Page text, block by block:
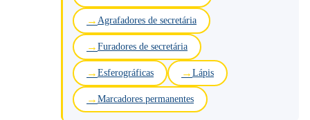
Agrafadores de secretária
Furadores de secretária
Esferográficas Lápis
Marcadores permanentes